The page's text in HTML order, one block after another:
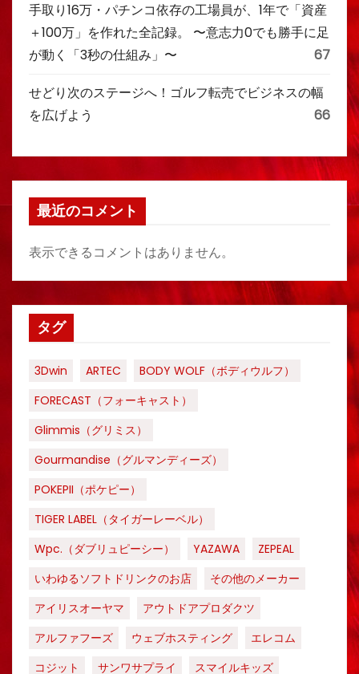
手取り16万・パチンコ依存の工場員が、1年で「資産
＋100万」を作れた全記録。 〜意志力0でも勝手に足
が動く「3秒の仕組み」〜
67
せどり次のステージへ！ゴルフ転売でビジネスの幅
を広げよう
66
最近のコメント
表示できるコメントはありません。
タグ
3Dwin ARTEC
BODY WOLF（ボディウルフ）
FORECAST（フォーキャスト）
Glimmis（グリミス）
Gourmandise（グルマンディーズ）
POKEPII（ポケピー）
TIGER LABEL（タイガーレーベル）
Wpc.（ダブリュピーシー）
YAZAWA
ZEPEAL
いわゆるソフトドリンクのお店
その他のメーカー
アイリスオーヤマ
アウトドアプロダクツ
アルファフーズ
ウェブホスティング
エレコム
コジット
サンワサプライ スマイルキッズ